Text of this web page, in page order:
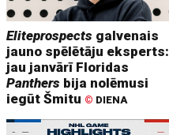
Eliteprospects galvenais
jauno spēlētāju eksperts:
jau janvārī Floridas
Panthers bija nolēmusi
iegūt Šmitu © DIENA